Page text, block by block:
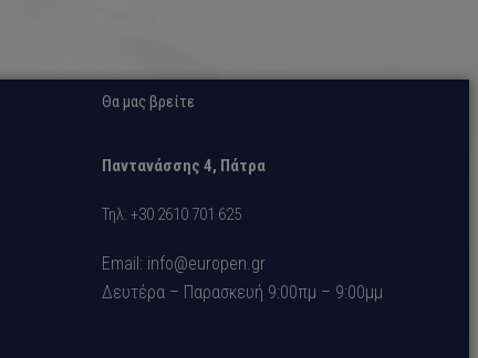
Θα μας βρείτε
Παντανάσσης 4, Πάτρα
Τηλ: +30 2610 701 625
Email: info@europen.gr
Δευτέρα – Παρασκευή 9:00πμ – 9:00μμ